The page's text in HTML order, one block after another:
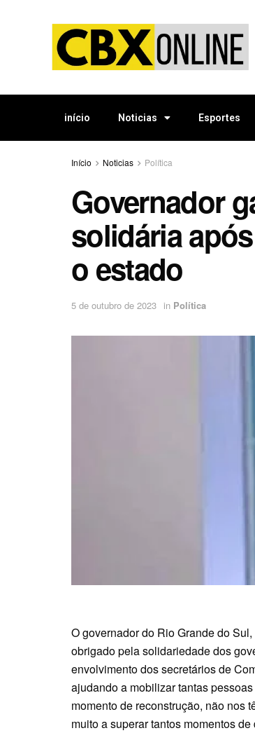
início Noticias Esportes
Início Noticias Política
Governador
solidária
o estado
5 de outubro de 2023 in Política
O governador do Rio Grande do
obrigado pela solidariedade dos
envolvimento dos secretários de
ajudando a mobilizar tantas
momento de reconstrução, não nos
muito a superar tantos momentos